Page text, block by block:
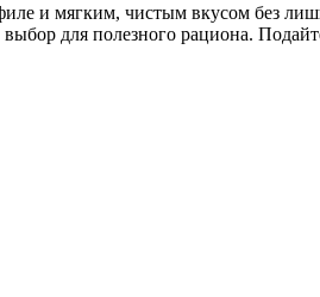
и мягким, чистым вкусом без
для полезного рациона.